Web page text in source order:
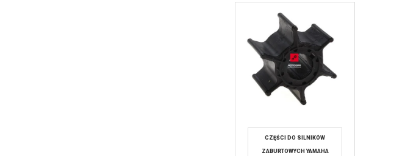
CZĘŚCI DO SILNIKÓW
ZABURTOWYCH YAMAHA